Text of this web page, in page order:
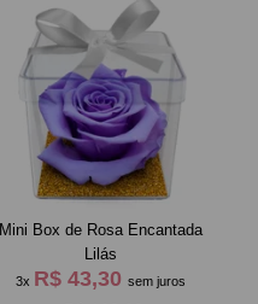
Mini Box de Rosa Encantada
Lilás
3x R$ 43,30sem juros